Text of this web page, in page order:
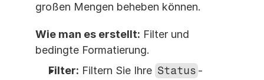
großen Mengen beheben können.
Wie man es erstellt: Filter und
bedingte Formatierung.
Filter: Filtern Sie Ihre Status -